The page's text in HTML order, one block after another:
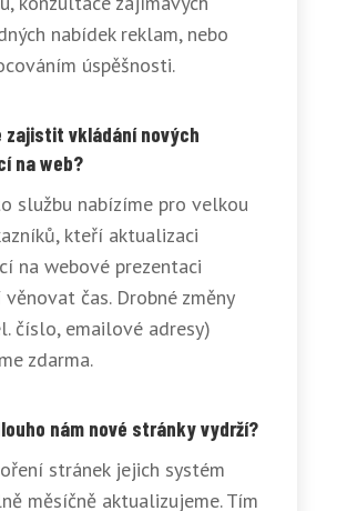
nabídek reklam, nebo
úspěšnosti.
zajistit vkládání nových
na web?
službu nabízíme pro velkou
kteří aktualizaci
na webové prezentaci
čas. Drobné změny
číslo, emailové adresy)
zdarma.
nám nové stránky vydrží?
stránek jejich systém
měsíčně aktualizujeme. Tím